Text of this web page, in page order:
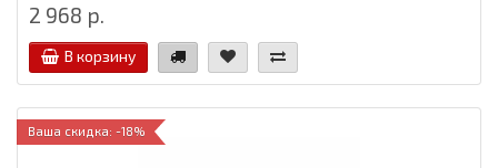
2 968 р.
В корзину
Ваша скидка: -18%